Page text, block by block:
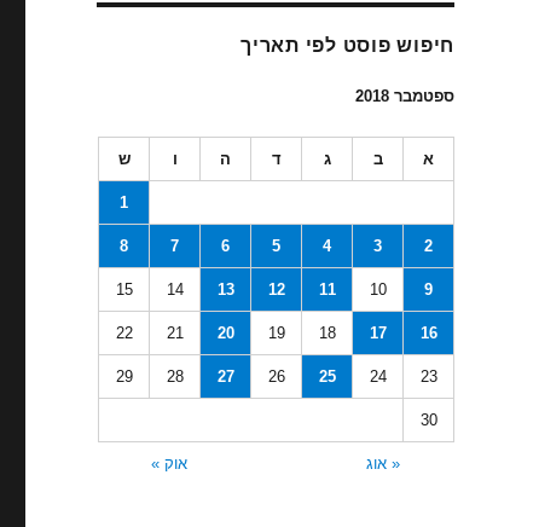
חיפוש פוסט לפי תאריך
ספטמבר 2018
א ב ג ד ה ו ש
1
2
3
4
5
6
7
8
9
10
11
12
13
14
15
16
17
18
19
20
21
22
23
24
25
26
27
28
29
30
« אוג אוק »